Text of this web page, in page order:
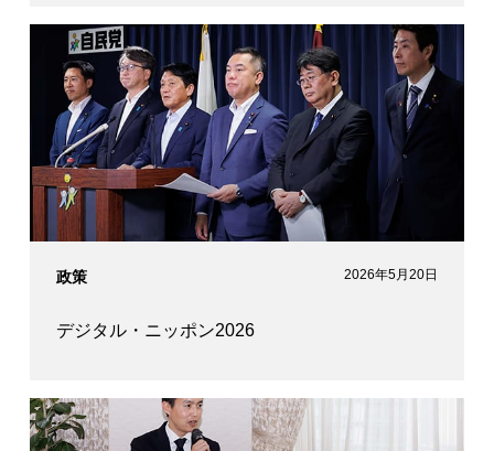
政策 2026年5月20日
デジタル・ニッポン2026